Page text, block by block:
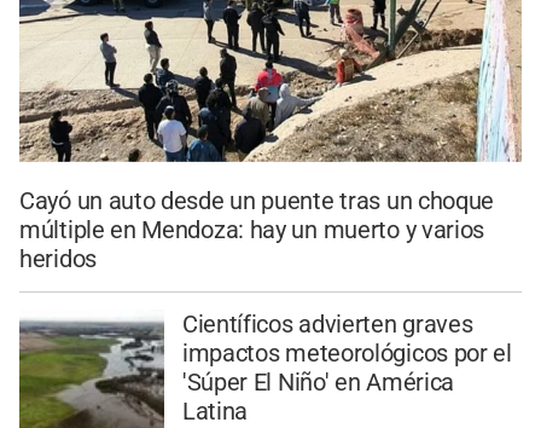
Cayó un auto desde un puente tras un choque
múltiple en Mendoza: hay un muerto y varios
heridos
Científicos advierten graves
impactos meteorológicos por el
'Súper El Niño' en América
Latina